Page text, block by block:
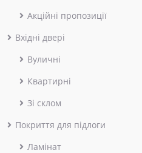
Акційні пропозиції
Вхідні двері
Вуличні
Квартирні
Зі склом
Покриття для підлоги
Ламінат